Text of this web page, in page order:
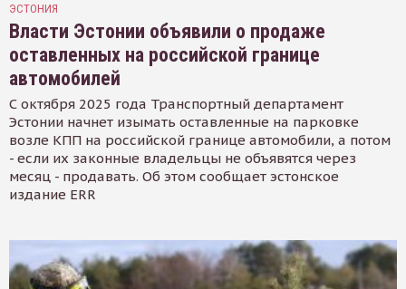
ЭСТОНИЯ
Власти Эстонии объявили о продаже
оставленных на российской границе
автомобилей
С октября 2025 года Транспортный департамент
Эстонии начнет изымать оставленные на парковке
возле КПП на российской границе автомобили, а потом
- если их законные владельцы не объявятся через
месяц - продавать. Об этом сообщает эстонское
издание ERR